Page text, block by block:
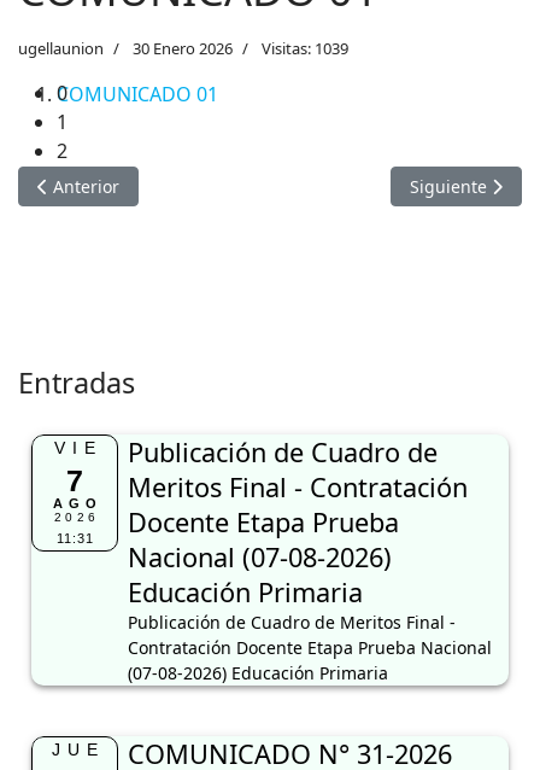
ugellaunion 30 Enero 2026 Visitas: 1039
COMUNICADO 01
Artículo anterior: MODIFICACIÓN DE CRONOGRAMA
Anterior Artículo
Siguiente
Entradas
VIE
7
AGO
2026
11:31
Publicación de Cuadro de
Meritos Final - Contratación
Docente Etapa Prueba
Nacional (07-08-2026)
Educación Primaria
Publicación de Cuadro de Meritos Final -
Contratación Docente Etapa Prueba Nacional
(07-08-2026) Educación Primaria
JUE
COMUNICADO N° 31-2026